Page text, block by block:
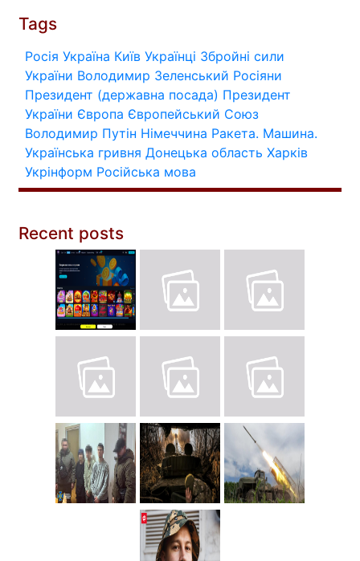
Tags
Росія Україна Київ Українці Збройні сили
України Володимир Зеленський Росіяни
Президент (державна посада) Президент
України Європа Європейський Союз
Володимир Путін Німеччина Ракета. Машина.
Українська гривня Донецька область Харків
Укрінформ Російська мова
Recent posts